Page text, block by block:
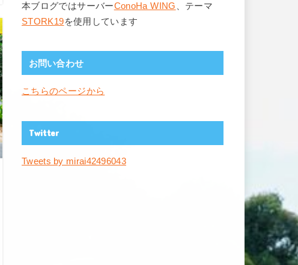
本ブログではサーバーConoHa WING
、テーマ
STORK19を使用しています
お問い合わせ
こちらのページから
Twitter
Tweets by mirai42496043